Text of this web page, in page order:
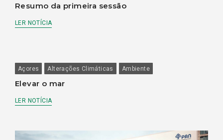
Resumo da primeira sessão
LER NOTÍCIA
Açores Alterações Climáticas Ambiente
Elevar o mar
LER NOTÍCIA